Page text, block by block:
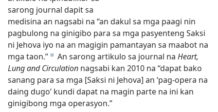
sarong journal dapit sa
medisina an nagsabi na “an dakul sa mga paagi nin
pagbulong na ginigibo para sa mga pasyenteng Saksi
ni Jehova iyo na an magigin pamantayan sa maabot na
mga taon.” d An sarong artikulo sa journal na Heart,
Lung and Circulation nagsabi kan 2010 na “dapat bako
sanang para sa mga [Saksi ni Jehova] an ‘pag-opera na
daing dugo’ kundi dapat na magin parte na ini kan
ginigibong mga operasyon.”